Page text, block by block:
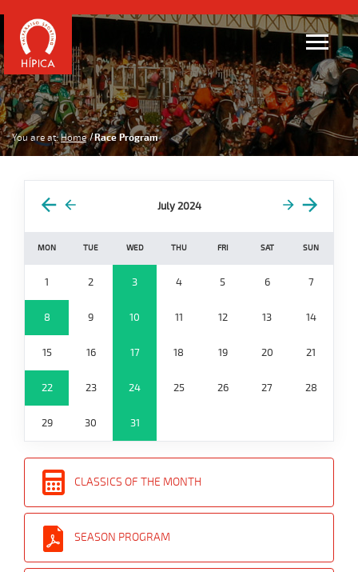
You are at: Home Race Program
July 2024
MON TUE WED THU FRI SAT SUN
1 2 3 4 5 6 7
8 9 10 11 12 13 14
15 16 17 18 19 20 21
22 23 24 25 26 27 28
29 30 31
CLASSICS OF THE MONTH
SEASON PROGRAM